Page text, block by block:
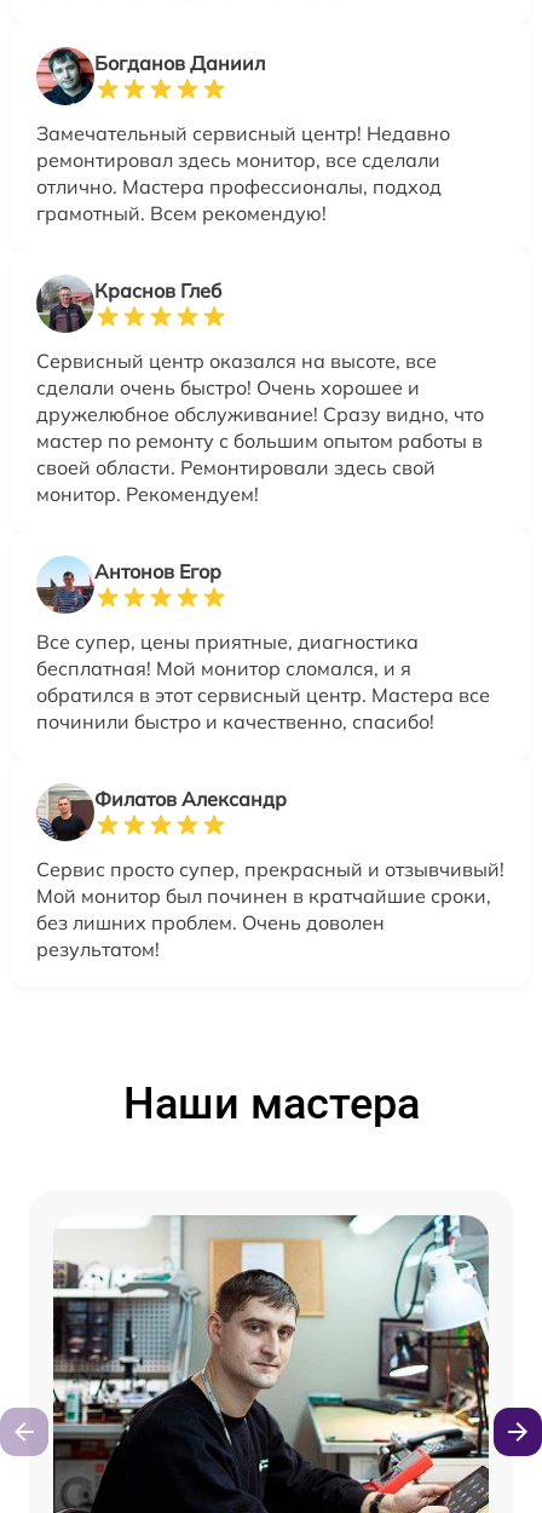
Богданов Даниил
Замечательный сервисный центр! Недавно
ремонтировал здесь монитор, все сделали
отлично. Мастера профессионалы, подход
грамотный. Всем рекомендую!
Краснов Глеб
Сервисный центр оказался на высоте, все
сделали очень быстро! Очень хорошее и
дружелюбное обслуживание! Сразу видно, что
мастер по ремонту с большим опытом работы в
своей области. Ремонтировали здесь свой
монитор. Рекомендуем!
Антонов Егор
Все супер, цены приятные, диагностика
бесплатная! Мой монитор сломался, и я
обратился в этот сервисный центр. Мастера все
починили быстро и качественно, спасибо!
Филатов Александр
Сервис просто супер, прекрасный и отзывчивый!
Мой монитор был починен в кратчайшие сроки,
без лишних проблем. Очень доволен
результатом!
Наши мастера